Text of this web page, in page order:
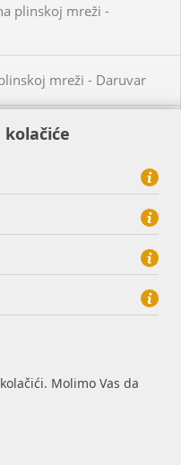
plinskoj mreži -
mreži - Daruvar
mreži - Virovitica
mreži - Virovitica
mreži - Virovitica
plinskoj mreži -
plinskoj mreži -
mreži - Osijek
Molimo Vas da